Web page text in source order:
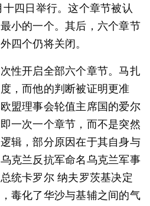
十四日举行。这个章节被认
小的一个。其后，六个章节
四个仍将关闭。
性开启全部六个章节。马扎
，而他的判断被证明更准
盟理事会轮值主席国的爱尔
一次一个章节，而不是突然
辑，部分原因在于其自身与
克兰反抗军命名乌克兰军事
统卡罗尔 纳夫罗茨基决定
毒化了华沙与基辅之间的气